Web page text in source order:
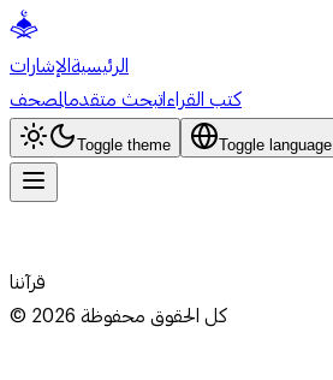
الرئيسيةالإشارات
كتب القراءاتبحث متقدمالمصحف
Toggle theme Toggle language
قرآننا
© 2026كل الحقوق محفوظة